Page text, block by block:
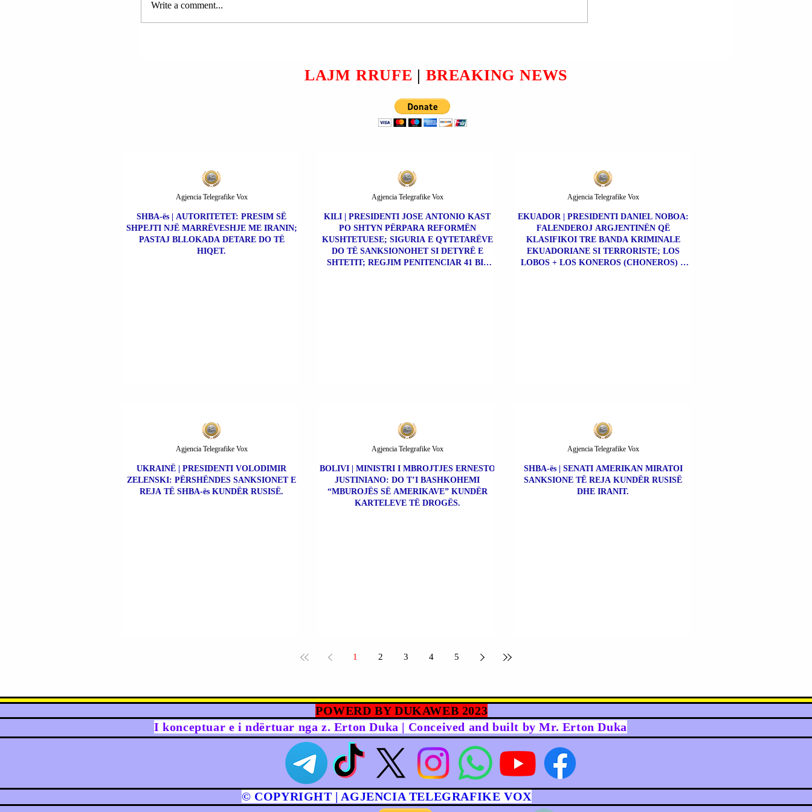
PAPA LEO XIV-të: MJAFT
Write a comment...
LAJM RRUFE | BREAKING NEWS
SHBA-ës | AUTORITETET: PRESIM SË
SHPEJTI NJË MARRËVESHJE ME IRANIN;
PASTAJ BLLOKADA DETARE DO TË
HIQET.
Agjencia Telegrafike Vox
KILI | PRESIDENTI JOSE ANTONIO KAST
PO SHTYN PËRPARA REFORMËN
KUSHTETUESE; SIGURIA E QYTETARËVE
DO TË SANKSIONOHET SI DETYRË E
SHTETIT; REGJIM PENITENCIAR 41 BIS
Agjencia Telegrafike Vox
EKUADOR | PRESIDENTI DANIEL NOBOA:
FALENDEROJ ARGJENTINËN QË
KLASIFIKOI TRE BANDA KRIMINALE
EKUADORIANE SI TERRORISTE; LOS
LOBOS + LOS KONEROS (CHONEROS) +
Agjencia Telegrafike Vox
UKRAINË | PRESIDENTI VOLODIMIR
ZELENSKI: PËRSHËNDES SANKSIONET E
REJA TË SHBA-ës KUNDËR RUSISË.
Agjencia Telegrafike Vox
BOLIVI | MINISTRI I MBROJTJES ERNESTO
JUSTINIANO: DO T’I BASHKOHEMI
“MBUROJËS SË AMERIKAVE” KUNDËR
KARTELEVE TË DROGËS.
Agjencia Telegrafike Vox
SHBA-ës | SENATI AMERIKAN MIRATOI
SANKSIONE TË REJA KUNDËR RUSISË
DHE IRANIT.
Agjencia Telegrafike Vox
1 2 3 4 5
POWERD BY DUKAWEB 2023
I konceptuar e i ndërtuar nga z. Erton Duka | Conceived and built by Mr. Erton Duka
© COPYRIGHT | AGJENCIA TELEGRAFIKE VOX